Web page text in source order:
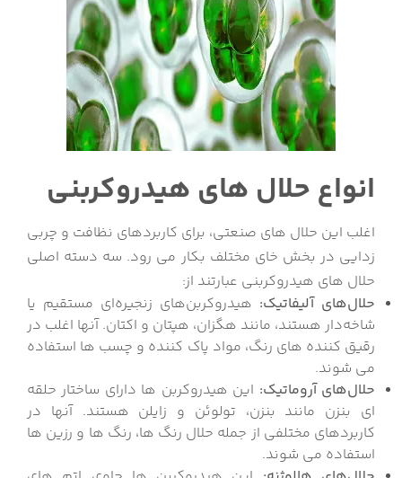
انواع حلال های هیدروکربنی
اغلب این حلال های صنعتی، برای کاربردهای نظافت و چربی
زدایی در بخش خای مختلف بکار می رود. سه دسته اصلی
حلال های هیدروکربنی عبارتند از:
حلال‌های آلیفاتیک: هیدروکربن‌های زنجیره‌ای مستقیم یا
شاخه‌دار هستند، مانند هگزان، هپتان و اکتان. آنها اغلب در
رقیق کننده های رنگ، مواد پاک کننده و چسب ها استفاده
می شوند.
حلال‌های آروماتیک: این هیدروکربن ها دارای ساختار حلقه
ای بنزن مانند بنزن، تولوئن و زایلن هستند. آنها در
کاربردهای مختلفی از جمله حلال رنگ ها، رنگ ها و رزین ها
استفاده می شوند.